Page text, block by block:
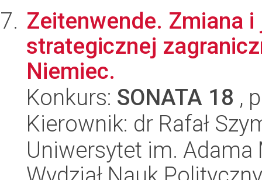
Zeitenwende. Zmiana
strategicznej
Niemiec.
Konkurs: SONATA 18 ,
Kierownik: dr Rafał
Uniwersytet im.